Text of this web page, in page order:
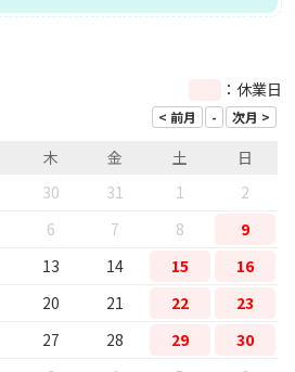
：休業日
木 金 土
日
30 31 1
2
6 7 8
9
13 14 15
16
20 21 22
23
27 28 29
30